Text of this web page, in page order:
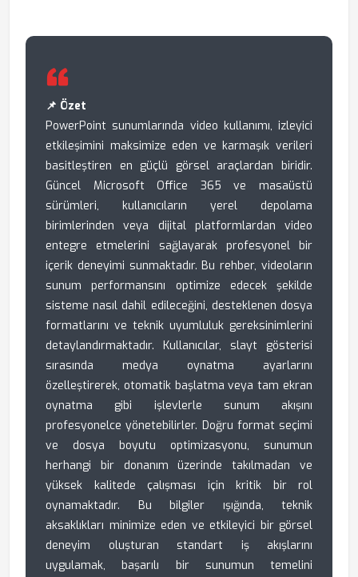
📌 Özet
PowerPoint sunumlarında video kullanımı, izleyici
etkileşimini maksimize eden ve karmaşık verileri
basitleştiren en güçlü görsel araçlardan biridir.
Güncel Microsoft Office 365 ve masaüstü
sürümleri, kullanıcıların yerel depolama
birimlerinden veya dijital platformlardan video
entegre etmelerini sağlayarak profesyonel bir
içerik deneyimi sunmaktadır. Bu rehber, videoların
sunum performansını optimize edecek şekilde
sisteme nasıl dahil edileceğini, desteklenen dosya
formatlarını ve teknik uyumluluk gereksinimlerini
detaylandırmaktadır. Kullanıcılar, slayt gösterisi
sırasında medya oynatma ayarlarını
özelleştirerek, otomatik başlatma veya tam ekran
oynatma gibi işlevlerle sunum akışını
profesyonelce yönetebilirler. Doğru format seçimi
ve dosya boyutu optimizasyonu, sunumun
herhangi bir donanım üzerinde takılmadan ve
yüksek kalitede çalışması için kritik bir rol
oynamaktadır. Bu bilgiler ışığında, teknik
aksaklıkları minimize eden ve etkileyici bir görsel
deneyim oluşturan standart iş akışlarını
uygulamak, başarılı bir sunumun temelini